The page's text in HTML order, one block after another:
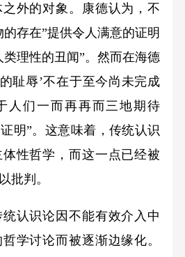
外的对象。康德认为，不
存在”提供令人满意的证明
类理性的丑闻”。然而在海德
耻辱’不在于至今尚未完成
人们一而再再而三地期待
明”。这意味着，传统认识
性哲学，而这一点已经被
批判。
识论因不能有效介入中
学讨论而被逐渐边缘化。